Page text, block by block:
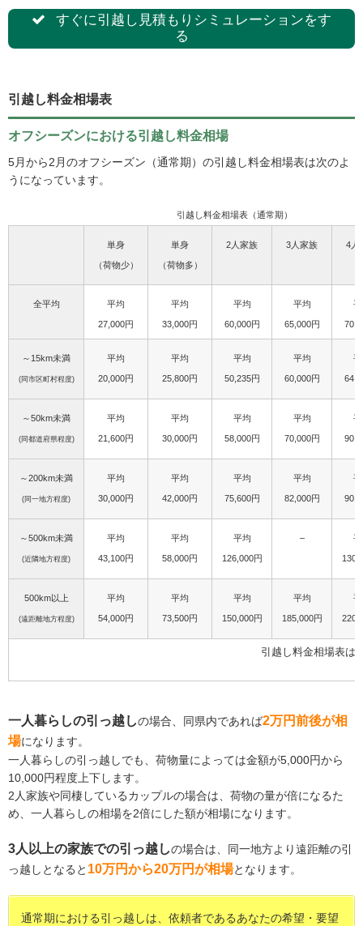
すぐに引越し見積もりシミュレーションをす
る
引越し料金相場表
オフシーズンにおける引越し料金相場
5月から2月のオフシーズン（通常期）の引越し料金相場表は次のよ
うになっています。
引越し料金相場表（通常期）
単身
（荷物少）
単身
（荷物多）
2人家族 3人家族 4人
全平均 平均
27,000円
平均
33,000円
平均
60,000円
平均
65,000円
～15km未満
(同市区町村程度)
平均
20,000円
平均
25,800円
平均
50,235円
平均
60,000円
～50km未満
(同都道府県程度)
平均
21,600円
平均
30,000円
平均
58,000円
平均
70,000円
～200km未満
(同一地方程度)
平均
30,000円
平均
42,000円
平均
75,600円
平均
82,000円
～500km未満
(近隣地方程度)
平均
43,100円
平均
58,000円
平均
126,000円
–
500km以上
(遠距離地方程度)
平均
54,000円
平均
73,500円
平均
150,000円
平均
185,000円
引越し料金相場表は
一人暮らしの引っ越しの場合、同県内であれば2万円前後が相
場になります。
一人暮らしの引っ越しでも、荷物量によっては金額が5,000円から
10,000円程度上下します。
2人家族や同棲しているカップルの場合は、荷物の量が倍になるた
め、一人暮らしの相場を2倍にした額が相場になります。
3人以上の家族での引っ越しの場合は、同一地方より遠距離の引
っ越しとなると 10万円から20万円が相場となります。
通常期における引っ越しは、依頼者であるあなたの希望・要望